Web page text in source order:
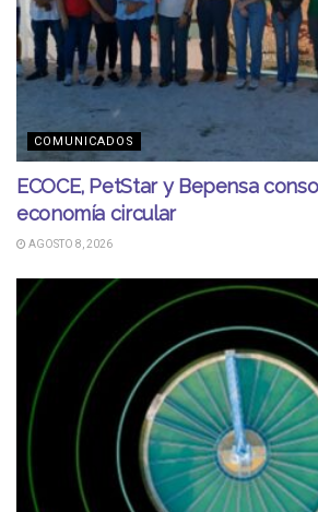
COMUNICADOS
ECOCE, PetStar y Bepensa
economía circular
AGOSTO 8, 2026